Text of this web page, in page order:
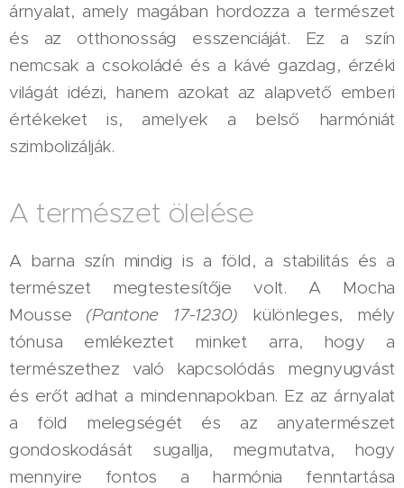
árnyalat, amely magában hordozza a természet
és az otthonosság esszenciáját. Ez a szín
nemcsak a csokoládé és a kávé gazdag, érzéki
világát idézi, hanem azokat az alapvető emberi
értékeket is, amelyek a belső harmóniát
szimbolizálják.
A természet ölelése
A barna szín mindig is a föld, a stabilitás és a
természet megtestesítője volt. A Mocha
Mousse (Pantone 17-1230) különleges, mély
tónusa emlékeztet minket arra, hogy a
természethez való kapcsolódás megnyugvást
és erőt adhat a mindennapokban. Ez az árnyalat
a föld melegségét és az anyatermészet
gondoskodását sugallja, megmutatva, hogy
mennyire fontos a harmónia fenntartása